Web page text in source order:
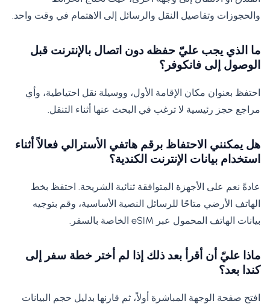
والحجوزات وتفاصيل النقل والرسائل إلى الاهتمام في وقت واحد.
ما الذي يجب عليّ حفظه دون اتصال بالإنترنت قبل
الوصول إلى فانكوفر؟
احتفظ بعنوان مكان الإقامة الأول، ووسيلة نقل احتياطية، وأي
مراجع حجز رئيسية لا ترغب في البحث عنها أثناء التنقل.
هل يمكنني الاحتفاظ برقم هاتفي الأسترالي فعالاً أثناء
استخدام بيانات الإنترنت الكندية؟
عادةً نعم على الأجهزة المتوافقة ثنائية الشريحة. احتفظ بخط
الهاتف الأرضي متاحًا للرسائل النصية الأساسية، وقم بتوجيه
بيانات الهاتف المحمول عبر eSIM الخاصة بالسفر.
ماذا عليّ أن أقرأ بعد ذلك إذا لم أختر خطة سفر إلى
كندا بعد؟
افتح صفحة الوجهة المباشرة أولاً، ثم قارنها بدليل حجم البيانات